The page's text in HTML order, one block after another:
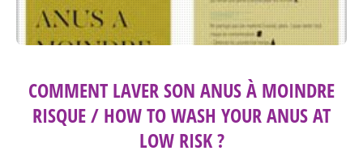
COMMENT LAVER SON ANUS À MOINDRE
RISQUE / HOW TO WASH YOUR ANUS AT
LOW RISK ?